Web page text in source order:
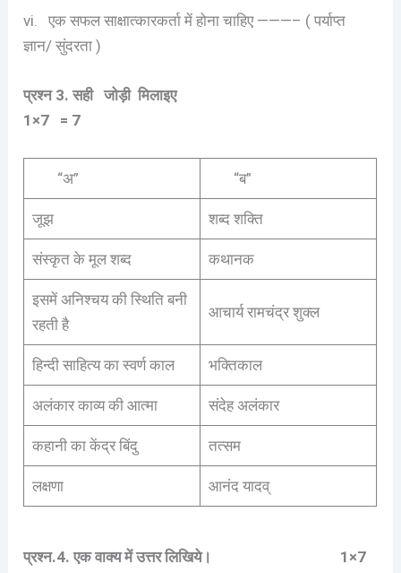
vi. एक सफल साक्षात्कारकर्ता में होना चाहिए ———– ( पर्याप्त
ज्ञान/ सुंदरता )
प्रश्न 3.सही जोड़ी मिलाइए
1×7 = 7
“अ” “ब”
जूझ शब्द शक्ति
संस्कृत के मूल शब्द कथानक
इसमें अनिश्चय की स्थिति बनी
रहती है
आचार्य रामचंद्र शुक्ल
हिन्दी साहित्य का स्वर्ण काल भक्तिकाल
अलंकार काव्य की आत्मा संदेह अलंकार
कहानी का केंद्र बिंदु तत्सम
लक्षणा आनंद यादव्
प्रश्न.4.एक वाक्य में उत्तर लिखिये।
1×7